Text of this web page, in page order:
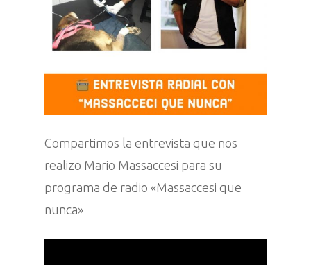
Compartimos la entrevista que nos
realizo Mario Massaccesi para su
programa de radio «Massaccesi que
nunca»